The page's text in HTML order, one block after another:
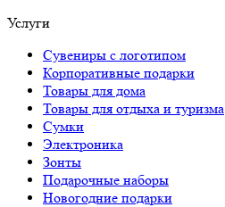
Услуги
Сувениры с логотипом
Корпоративные подарки
Товары для дома
Товары для отдыха и туризма
Сумки
Электроника
Зонты
Подарочные наборы
Новогодние подарки